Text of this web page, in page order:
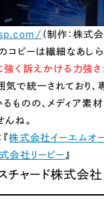
（制作：株式
コピーは繊細なあし
強く訴えかける力強さ
気で統一されており
ものの、メディア素
ね。
株式会社イーエムオ
会社リーピー』
チャード株式会社